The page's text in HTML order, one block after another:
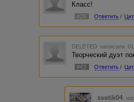
Класс!
#29 Ответить /
DELETED написала
Творческий дуэт
#43 Ответить /
svetik04